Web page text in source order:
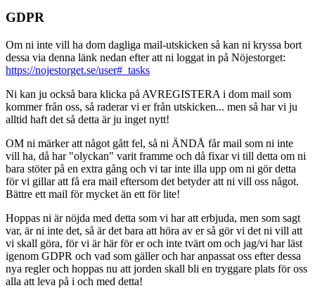
GDPR
Om ni inte vill ha dom dagliga mail-utskicken så kan ni kryssa bort
dessa via denna länk nedan efter att ni loggat in på Nöjestorget:
https://nojestorget.se/user#_tasks
Ni kan ju också bara klicka på AVREGISTERA i dom mail som
kommer från oss, så raderar vi er från utskicken... men så har vi ju
alltid haft det så detta är ju inget nytt!
OM ni märker att något gått fel, så ni ÄNDÅ får mail som ni inte
vill ha, då har "olyckan" varit framme och då fixar vi till detta om ni
bara stöter på en extra gång och vi tar inte illa upp om ni gör detta
för vi gillar att få era mail eftersom det betyder att ni vill oss något.
Bättre ett mail för mycket än ett för lite!
Hoppas ni är nöjda med detta som vi har att erbjuda, men som sagt
var, är ni inte det, så är det bara att höra av er så gör vi det ni vill att
vi skall göra, för vi är här för er och inte tvärt om och jag/vi har läst
igenom GDPR och vad som gäller och har anpassat oss efter dessa
nya regler och hoppas nu att jorden skall bli en tryggare plats för oss
alla att leva på i och med detta!